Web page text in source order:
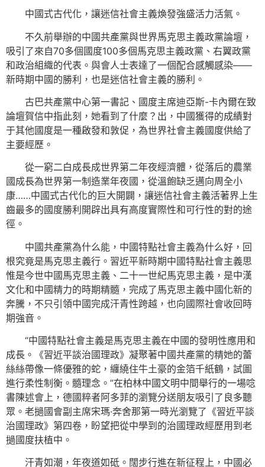
中國式古代化，讓迷信社會主義煥發強盛活力活氣。
不久前舉辦的中國共產黨與世界馬克思主義政黨論壇，
吸引了來自70多個國度100多個馬克思主義政黨、右翼政黨
和政治組織的代表。與會人士表達了一個配合感觸感染——
新時期中國的勝利，也是迷信社會主義的勝利。
古巴共產黨中心第一書記、國度主席迪亞斯-卡內爾在致
論壇賀信中指此刻，她看到了什麼？出，中國獲得的成績對
于其他國度是一種啟發和敦促，為世界社會主義國度供給了
主要經歷。
從一窮二白成長成世界第二年夜經濟體，從落后的農業
國成長為世界第一制造業年夜國，從溫飽缺乏邁向周全小
康……中國式古代化的巨大開闢，讓迷信社會主義活著界上生
齒最多的國度勝利開辟出具有高度實際性和可行性的對的途
徑。
中國共產黨為什么能，中國特點社會主義為什么好，回
根究竟是馬克思主義行。習近平新時期中國特點社會主義思
惟是今世中國馬克思主義、二十一世紀馬克思主義，是中漢
文化和中國精力的時期精髓，完成了馬克思主義中國化新的
奔騰，不只引領中國完成汗青性跨越，也向國際社會收回時
期強音。
“中國特點社會主義是馬克思主義在中國的發明性應用和
成長。《習近平談治國理政》凝聚著中國共產黨的精她的蕾
絲絲帶像一條優雅的蛇，纏繞住牛土豪的金箔千紙鶴，試圖
進行柔性制衡。髓理念。”在柏林中國文明中間舉行的一場唸
書陳述會上，德國粹者阿多菲的瀏覽分送朋友吸引了良多聽
眾。老撾國會副主席宋瑪·奔舍那第一時光瀏覽了《習近平談
治國理政》第四卷，盼望把從中學到的治國理政經歷用到老
撾國度扶植中。
汗青如潮，年夜道如砥。闊步行進在新征程上，中國必